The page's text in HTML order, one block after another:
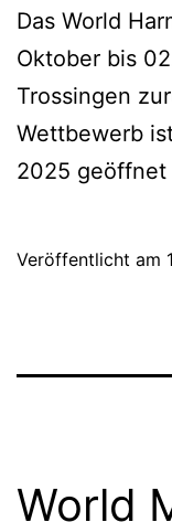
Das World
Oktober bis
Trossingen
Wettbewerb
2025
Veröffentlicht am
World